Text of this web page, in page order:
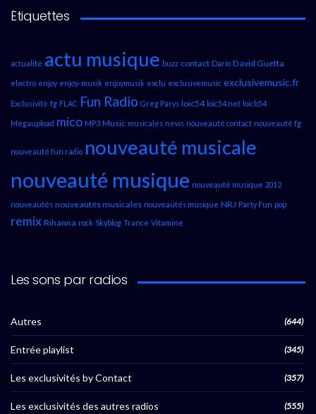
Étiquettes
actualité actu musique buzz contact Dario David Guetta
electro enjoy enjoy-musik enjoymusik exclu exclusivemusic exclusivemusic.fr
Exclusivité fg FLAC Fun Radio Greg Parys loic54 loic54.net loicb54
Megaupload mico MP3 Music musicales news nouveauté contact nouveauté fg
nouveauté fun radio nouveauté musicale
nouveauté musique nouveauté musique 2012
nouveautés nouveautés musicales nouveautés musique NRJ Party Fun pop
remix Rihanna rock Skyblog Trance Vitamine
Les sons par radios
Autres (644)
Entrée playlist (345)
Les exclusivités by Contact (357)
Les exclusivités des autres radios (555)